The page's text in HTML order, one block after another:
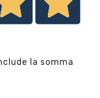
la somma